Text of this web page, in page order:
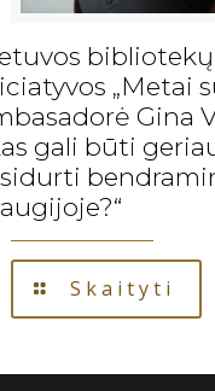
bibliotekų
„Metai
Gina
gali būti
Skaityti